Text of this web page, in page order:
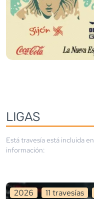
LIGAS
Está travesía está incluida en
información:
2026 11 travesías